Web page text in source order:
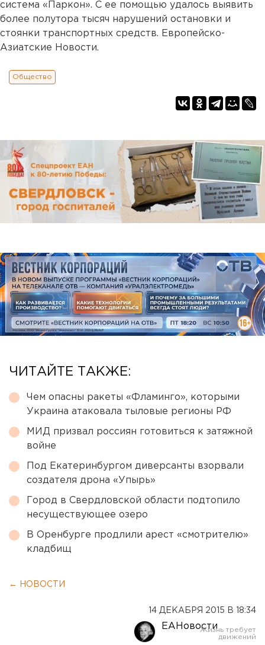
система «Паркон». С ее помощью удалось выявить
более полутора тысяч нарушений остановки и
стоянки транспортных средств. Европейско-
Азиатские Новости.
Общество
ЧИТАЙТЕ ТАКЖЕ:
Чем опасны ракеты «Фламинго», которыми
Украина атаковала тыловые регионы РФ
МИД призвал россиян готовиться к затяжной
войне
Под Екатеринбургом диверсанты взорвали
создателя дрона «Упырь»
Город в Свердловской области подтопило
несуществующее озеро
В Оренбурге продлили арест «смотрителю»
кладбищ
← НОВОСТИ
14 ДЕКАБРЯ 2015 В 18:34
ЕАНовости